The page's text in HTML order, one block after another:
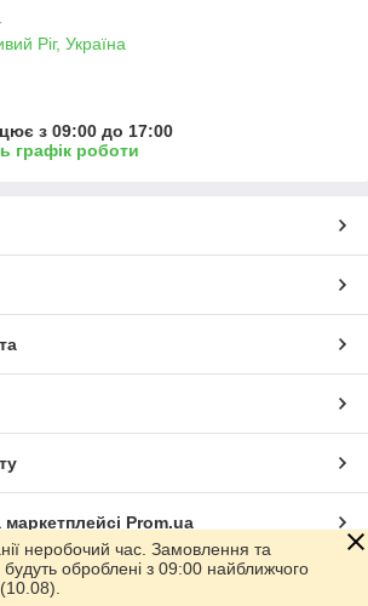
Ріг, Україна
з 09:00 до 17:00
графік роботи
Prom.ua
неробочий час. Замовлення та
оброблені з 09:00 найближчого